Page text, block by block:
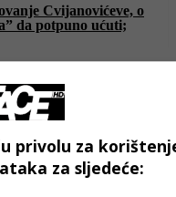
Cvijanovićeve, o
da potpuno ućuti;
na
privolu za
za sljedeće: